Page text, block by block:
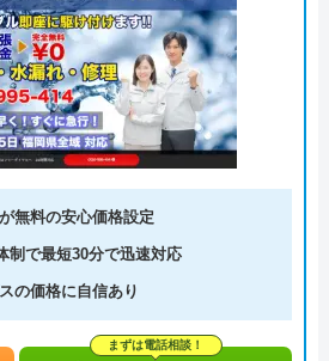
無料の安心価格設定
制で最短30分で迅速対応
の価格に自信あり
まずは電話相談！